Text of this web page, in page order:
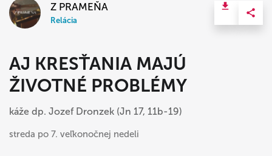
Z PRAMEŇA
Relácia
AJ KRESŤANIA MAJÚ
ŽIVOTNÉ PROBLÉMY
káže dp. Jozef Dronzek (Jn 17, 11b-19)
streda po 7. veľkonočnej nedeli